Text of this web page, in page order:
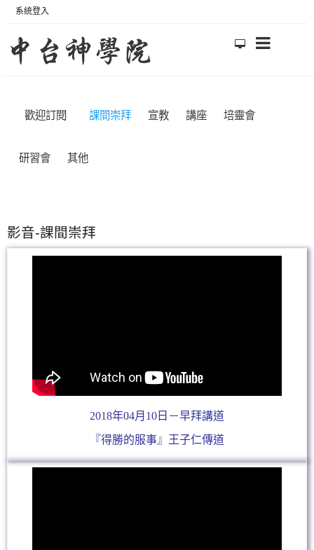
系統登入
歡迎訂閱 課間崇拜 宣教 講座 培靈會
研習會 其他
影音-課間崇拜
2018年04月10日－早拜講道
『得勝的服事』王子仁傳道